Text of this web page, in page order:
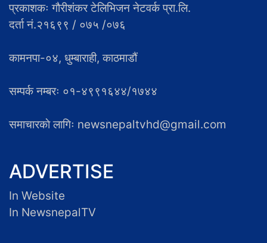
प्रकाशकः गौरीशंकर टेलिभिजन नेटवर्क प्रा.लि.
दर्ता नं.२१६९९ / ०७५ /०७६
कामनपा-०४, धुम्बाराही, काठमाडौं
सम्पर्क नम्बरः ०१-४९९१६४४/१७४४
समाचारकाे लागिः newsnepaltvhd@gmail.com
ADVERTISE
In Website
In NewsnepalTV